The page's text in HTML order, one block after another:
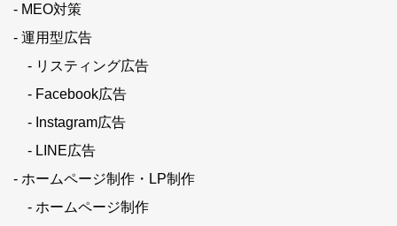
- MEO対策
- 運用型広告
- リスティング広告
- Facebook広告
- Instagram広告
- LINE広告
- ホームページ制作・LP制作
- ホームページ制作